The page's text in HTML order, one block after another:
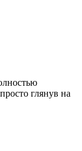
глянув на